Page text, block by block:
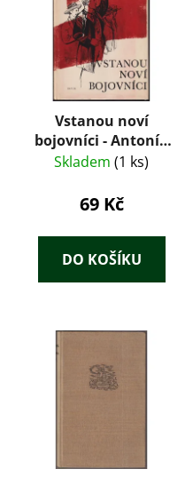
Vstanou noví
bojovníci - Antonín
Zápotocký
Skladem (1 ks)
69 Kč
DO KOŠÍKU